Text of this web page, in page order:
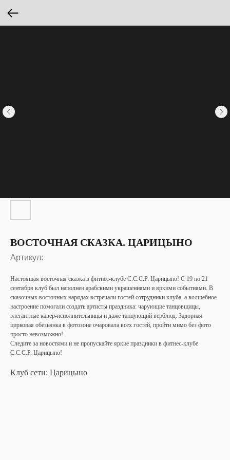
ВОСТОЧНАЯ СКАЗКА. ЦАРИЦЫНО
Артикул:
Настоящая восточная сказка в фитнес-клубе С.С.С.Р. Царицыно! С 19 по 21
сентября клуб был наполнен арабскими украшениями и яркими событиями. В
сказочных восточных нарядах встречали гостей сотрудники клуба, а волшебное
настроение помогали создать артисты праздника: чарующие танцовщицы,
элегантные кавер-исполнительницы и даже танцующий верблюд. Задорная
цирковая обезьянка в фотозоне очаровала всех гостей, пройти мимо без фото
просто невозможно!
Следите за новостями и не пропускайте яркие праздники в фитнес-клубе
С.С.С.Р. Царицыно!
Клуб сети: Царицыно